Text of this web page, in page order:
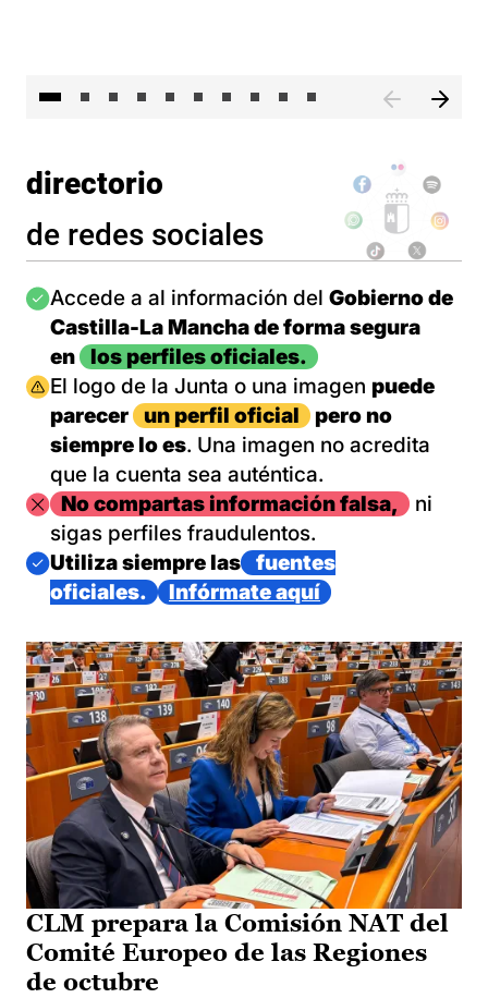
directorio
de redes sociales
Imagen
Accede a al información del Gobierno de
Castilla-La Mancha de forma segura
en
los perfiles oficiales.
Imagen
El logo de la Junta o una imagen puede
parecer
un perfil oficial
pero no
siempre lo es. Una imagen no acredita
que la cuenta sea auténtica.
ImagenNo compartas información falsa,
ni
sigas perfiles fraudulentos.
Imagen
Utiliza siempre las
fuentes
oficiales.
Infórmate aquí
CLM prepara la Comisión NAT del
Comité Europeo de las Regiones
de octubre